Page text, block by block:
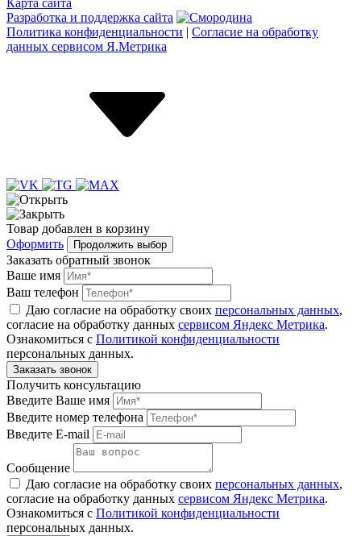
Карта сайта
Разработка и поддержка сайта
Политика конфиденциальности | Согласие на обработку
данных сервисом Я.Метрика
Товар добавлен в корзину
Оформить
Продолжить выбор
Заказать обратный звонок
Ваше имя
Ваш телефон
Даю согласие на обработку своих персональных данных,
согласие на обработку данных сервисом Яндекс Метрика.
Ознакомиться с Политикой конфиденциальности
персональных данных.
Получить консультацию
Введите Ваше имя
Введите номер телефона
Введите E-mail
Сообщение
Даю согласие на обработку своих персональных данных,
согласие на обработку данных сервисом Яндекс Метрика.
Ознакомиться с Политикой конфиденциальности
персональных данных.